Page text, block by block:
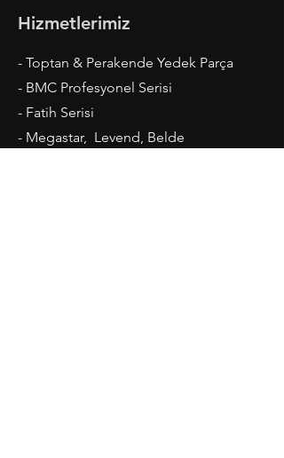
Hizmetlerimiz
- Toptan & Perakende Yedek Parça
- BMC Profesyonel Serisi
- Fatih Serisi
- Megastar, Levend, Belde